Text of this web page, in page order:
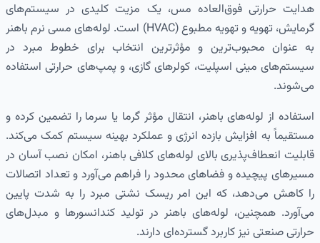
هدایت حرارتی فوق‌العاده مس، یک مزیت کلیدی در سیستم‌های
گرمایش، تهویه و تهویه مطبوع (HVAC) است. لوله‌های مسی نرم باهنر
به عنوان محبوب‌ترین و مؤثرترین انتخاب برای خطوط مبرد در
سیستم‌های مینی اسپلیت، کولرهای گازی، و پمپ‌های حرارتی استفاده
می‌شوند.
استفاده از لوله‌های باهنر، انتقال مؤثر گرما یا سرما را تضمین کرده و
مستقیماً به افزایش بازده انرژی و عملکرد بهینه سیستم کمک می‌کند.
قابلیت انعطاف‌پذیری بالای لوله‌های کلافی باهنر، امکان نصب آسان در
مسیرهای پیچیده و فضاهای محدود را فراهم می‌آورد و تعداد اتصالات
را کاهش می‌دهد، که این امر ریسک نشتی مبرد را به شدت پایین
می‌آورد. همچنین، لوله‌های باهنر در تولید کندانسورها و مبدل‌های
حرارتی صنعتی نیز کاربرد گسترده‌ای دارند.